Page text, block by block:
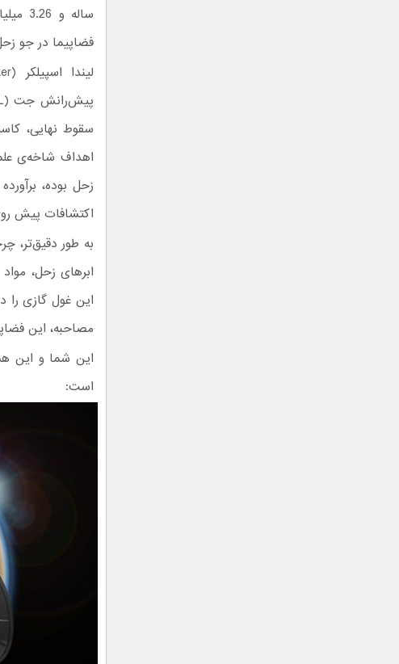
فضاپیما در جو
سقوط نهایی،
اهداف شاخه‌ی
زحل بوده،
اکتشافات پیش
به طور دقیق‌تر،
ابرهای زحل،
این غول گازی را
مصاحبه، این
این شما و این
است: